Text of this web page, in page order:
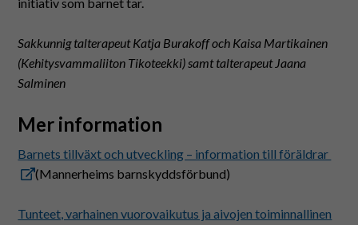
Sakkunnig talterapeut Katja Burakoff och Kaisa Martikainen
(Kehitysvammaliiton Tikoteekki) samt talterapeut Jaana
Salminen
Mer information
Barnets tillväxt och utveckling – information till föräldrar
(Mannerheims barnskyddsförbund)
Tunteet, varhainen vuorovaikutus ja aivojen toiminnallinen